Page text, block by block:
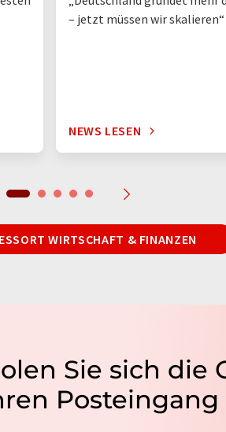
– jetzt müssen wir skalieren“
NEWS LESEN
WIRTSCHAFT & FINANZEN
Sie sich die
Posteingang